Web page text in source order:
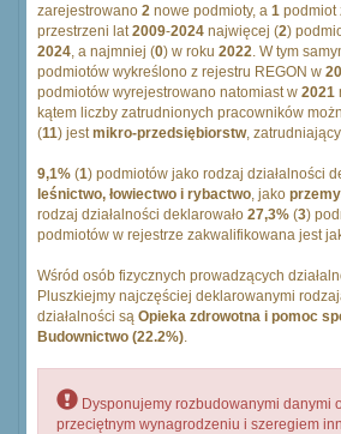
zarejestrowano 2 nowe podmioty, a 1 podmiot
przestrzeni lat2009-2024 najwięcej (2)
2024, a najmniej (0) w roku 2022. W tym
podmiotów wykreślono z rejestru REGON w
podmiotów wyrejestrowano natomiast w 2021
kątem liczby zatrudnionych pracowników
(11) jestmikro-przedsiębiorstw,
9,1% (1) podmiotów jako rodzaj działalności
leśnictwo, łowiectwo i rybactwo, jako
rodzaj działalności deklarowało 27,3% (3)
podmiotów w rejestrze zakwalifikowana jest
Wśród osób fizycznych prowadzących
Pluszkiejmy najczęściej deklarowanymi
działalności są Opieka zdrowotna i pomoc
Budownictwo (22.2%).
Dysponujemy rozbudowanymi danymi
przeciętnym wynagrodzeniu i szeregiem